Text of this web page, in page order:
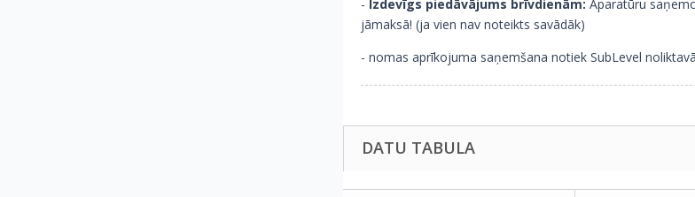
- Izdevīgs piedāvājums brīvdienām: Aparatūru
jāmaksā! (ja vien nav noteikts savādāk)
- nomas aprīkojuma saņemšana notiek SubLevel
DATU TABULA